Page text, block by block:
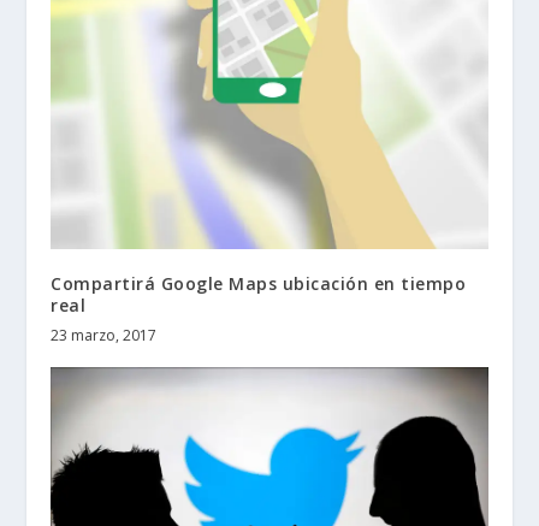
Compartirá Google Maps ubicación en tiempo
real
23 marzo, 2017